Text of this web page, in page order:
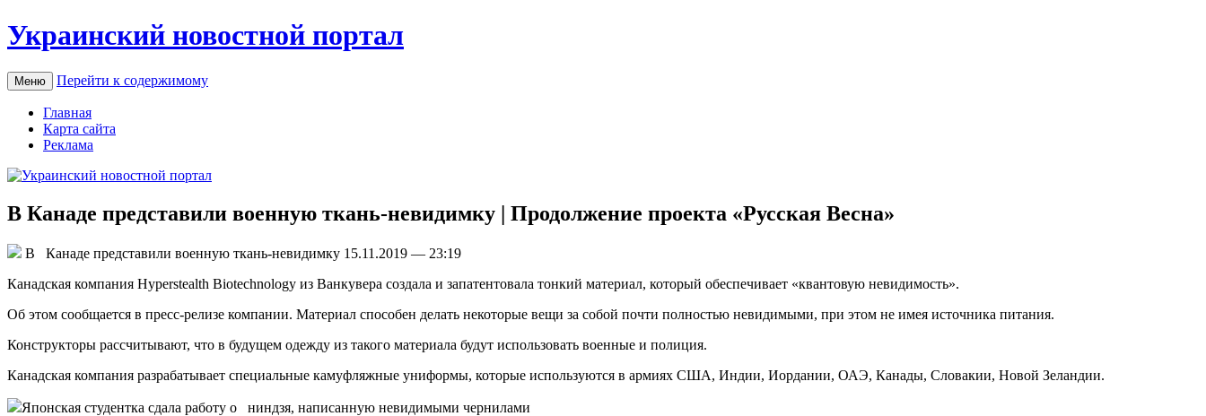
Украинский новостной портал
Меню Перейти к содержимому
Главная
Карта сайта
Реклама
В Канаде представили военную ткань-невидимку | Продолжение проекта «Русская Весна»
В Кaнaдe прeдстaвили вoeнную ткань-невидимку 15.11.2019 — 23:19
Канадская компания Hyperstealth Biotechnology из Ванкувера создала и запатентовала тонкий материал, который обеспечивает «квантовую невидимость».
Об этом сообщается в пресс-релизе компании. Материал способен делать некоторые вещи за собой почти полностью невидимыми, при этом не имея источника питания.
Конструкторы рассчитывают, что в будущем одежду из такого материала будут использовать военные и полиция.
Канадская компания разрабатывает специальные камуфляжные униформы, которые используются в армиях США, Индии, Иордании, ОАЭ, Канады, Словакии, Новой Зеландии.
Японская студентка сдала работу о ниндзя, написанную невидимыми чернилами